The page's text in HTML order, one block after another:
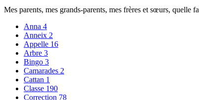
Mes parents, mes grands-parents, mes frères et sœurs,
Anna 4
Anneix 2
Appelle 16
Arbre 3
Bingo 3
Camarades 2
Cattan 1
Classe 190
Correction 78